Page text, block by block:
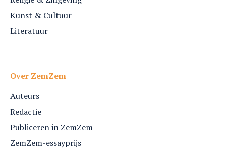
Kunst & Cultuur
Literatuur
Over ZemZem
Auteurs
Redactie
Publiceren in ZemZem
ZemZem-essayprijs